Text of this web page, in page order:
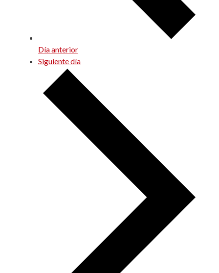
Día anterior
Siguiente día